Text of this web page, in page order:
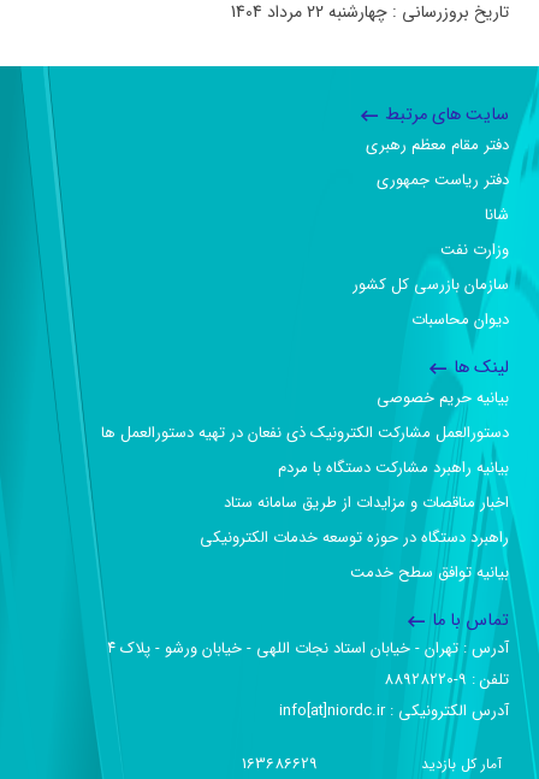
تاریخ بروزرسانی : چهارشنبه 22 مرداد 1404
سایت های مرتبط
دفتر مقام معظم رهبری
دفتر ریاست جمهوری
شانا
وزارت نفت
سازمان بازرسی کل کشور
دیوان محاسبات
لینک ها
بیانیه حریم خصوصی
دستورالعمل مشارکت الکترونیک ذی نفعان در تهیه دستورالعمل ها
بیانیه راهبرد مشارکت دستگاه با مردم
اخبار مناقصات و مزایدات از طریق سامانه ستاد
راهبرد دستگاه در حوزه توسعه خدمات الکترونیکی
بیانیه توافق سطح خدمت
تماس با ما
آدرس :‌ تهران - خیابان استاد نجات اللهی - خیابان ورشو - پلاک ۴
تلفن :‌ 9-88928220
آدرس الکترونیکی :‌ info[at]niordc.ir
آمار کل بازدید 163686629